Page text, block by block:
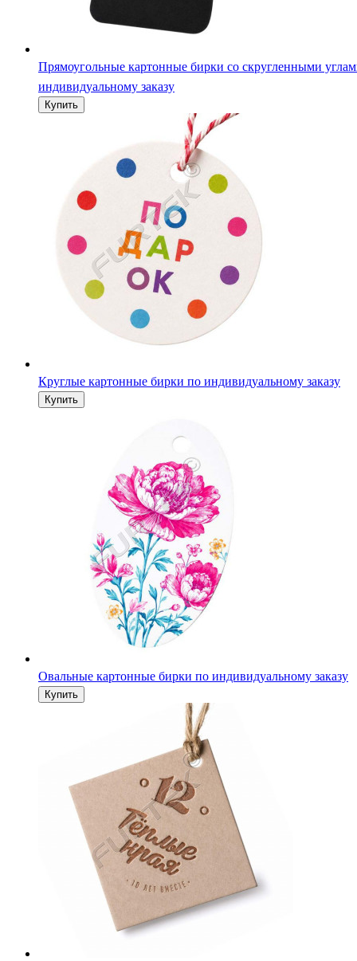
Прямоугольные картонные бирки со скругленными
индивидуальному заказу
Круглые картонные бирки по индивидуальному заказу
Овальные картонные бирки по индивидуальному заказу